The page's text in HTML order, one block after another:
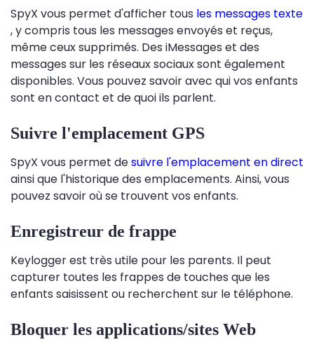
SpyX vous permet d'afficher tous les messages texte
, y compris tous les messages envoyés et reçus,
même ceux supprimés. Des iMessages et des
messages sur les réseaux sociaux sont également
disponibles. Vous pouvez savoir avec qui vos enfants
sont en contact et de quoi ils parlent.
Suivre l'emplacement GPS
SpyX vous permet desuivre l'emplacement en direct
ainsi que l'historique des emplacements. Ainsi, vous
pouvez savoir où se trouvent vos enfants.
Enregistreur de frappe
Keylogger est très utile pour les parents. Il peut
capturer toutes les frappes de touches que les
enfants saisissent ou recherchent sur le téléphone.
Bloquer les applications/sites Web